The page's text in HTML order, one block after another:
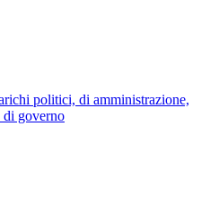
politici, di amministrazione,
di governo